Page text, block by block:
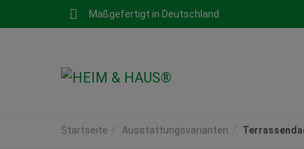
Maßgefertigt in Deutschland
Startseite Ausstattungsvarianten